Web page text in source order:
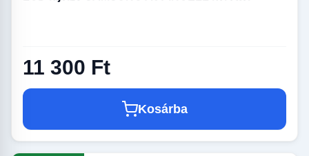
11 300 Ft
Kosárba